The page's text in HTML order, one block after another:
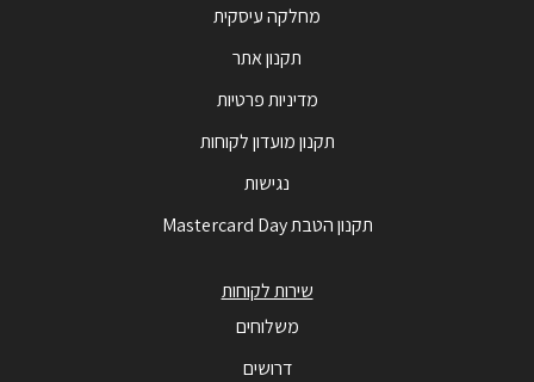
מחלקה עיסקית
תקנון אתר
מדיניות פרטיות
תקנון מועדון לקוחות
נגישות
תקנון הטבת Mastercard Day
שירות לקוחות
משלוחים
דרושים